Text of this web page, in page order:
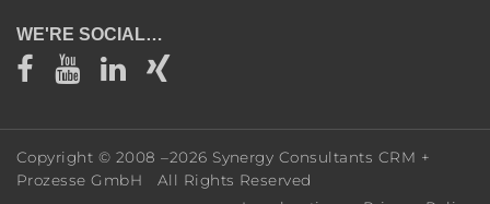
WE'RE SOCIAL…
Copyright © 2008 –2026 Synergy Consultants CRM +
Prozesse GmbH All Rights Reserved